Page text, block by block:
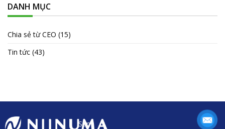
DANH MỤC
Chia sẻ từ CEO (15)
Tin tức (43)
Sản